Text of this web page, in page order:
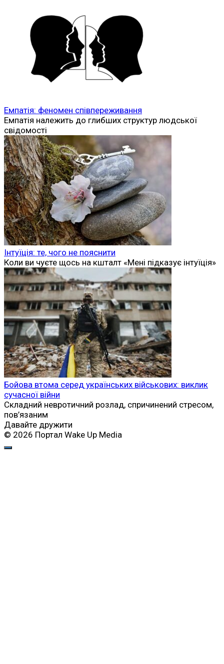
Емпатія: феномен співпереживання
Емпатія належить до глибших структур людської
свідомості
Інтуїція: те, чого не пояснити
Коли ви чуєте щось на кшталт «Мені підказує інтуїція»
Бойова втома серед українських військових: виклик
сучасної війни
Складний невротичний розлад, спричинений стресом,
пов’язаним
Давайте дружити
© 2026 Портал Wake Up Media